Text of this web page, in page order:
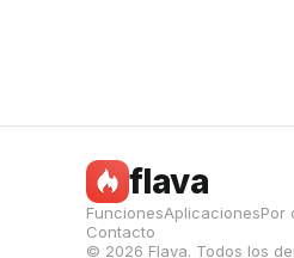
flava
FuncionesAplicacionesPor
Contacto
© 2026 Flava. Todos los